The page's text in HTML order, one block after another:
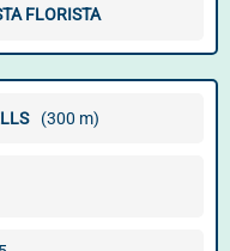
FLORISTA
(300 m)